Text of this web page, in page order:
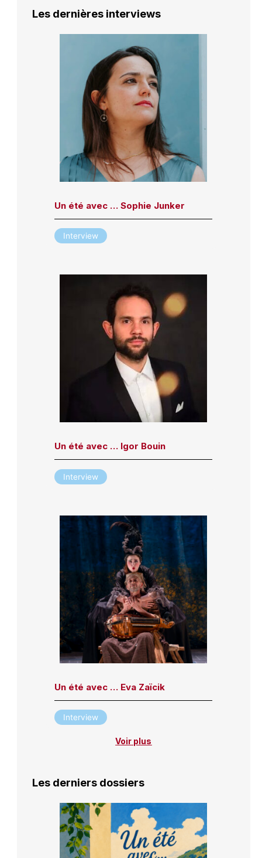
Les dernières interviews
Un été avec … Sophie Junker
Interview
Un été avec … Igor Bouin
Interview
Un été avec … Eva Zaïcik
Interview
Voir plus
Les derniers dossiers